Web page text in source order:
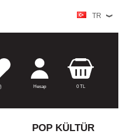
TR
Hesap 0TL
POP KÜLTÜR